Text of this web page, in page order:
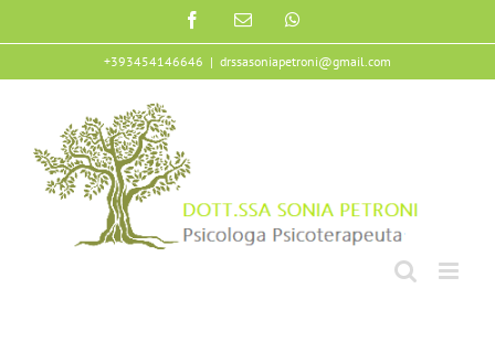
FacebookEmail
+393454146646 | drssasoniapetroni@gmail.com